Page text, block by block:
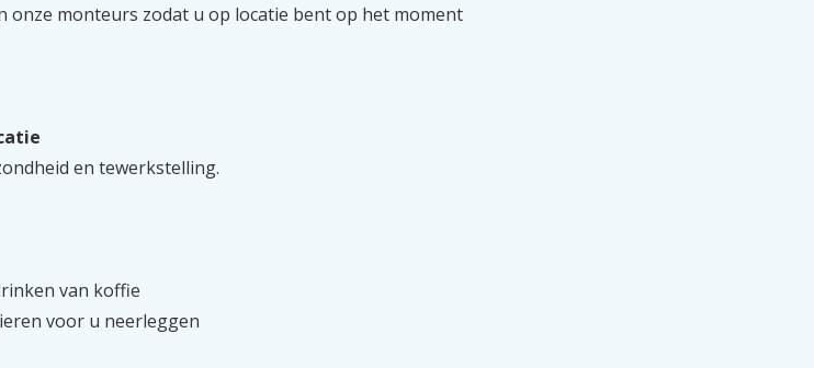
onze monteurs zodat u op locatie bent op het moment
en tewerkstelling.
van koffie
voor u neerleggen